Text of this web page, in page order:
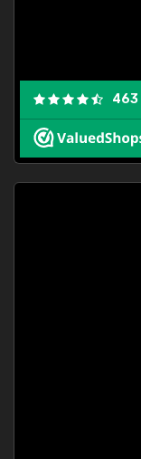
463